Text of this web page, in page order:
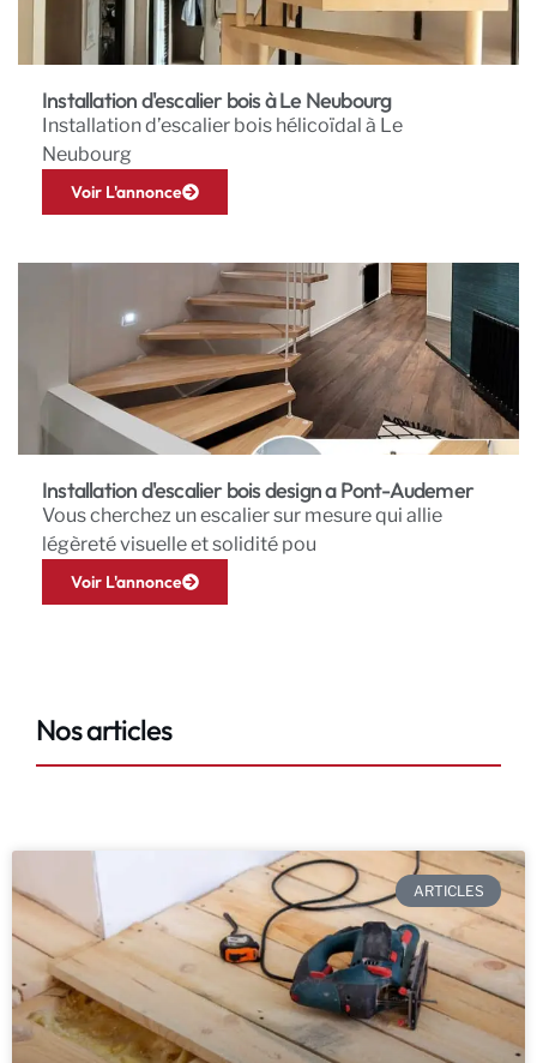
Installation d'escalier bois à Le Neubourg
Installation d’escalier bois hélicoïdal à Le
Neubourg
Voir L'annonce
Installation d'escalier bois design a Pont-Audemer
Vous cherchez un escalier sur mesure qui allie
légèreté visuelle et solidité pou
Voir L'annonce
Nos articles
ARTICLES